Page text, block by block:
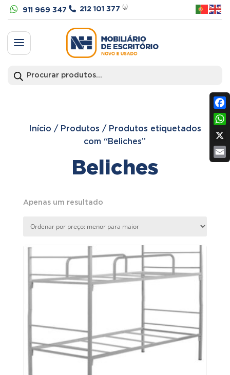
 911 969 347  212 101 377 ⁽ᵃ⁾
a
search
Início / Produtos / Produtos etiquetados
com “Beliches”
Beliches
Apenas um resultado
X